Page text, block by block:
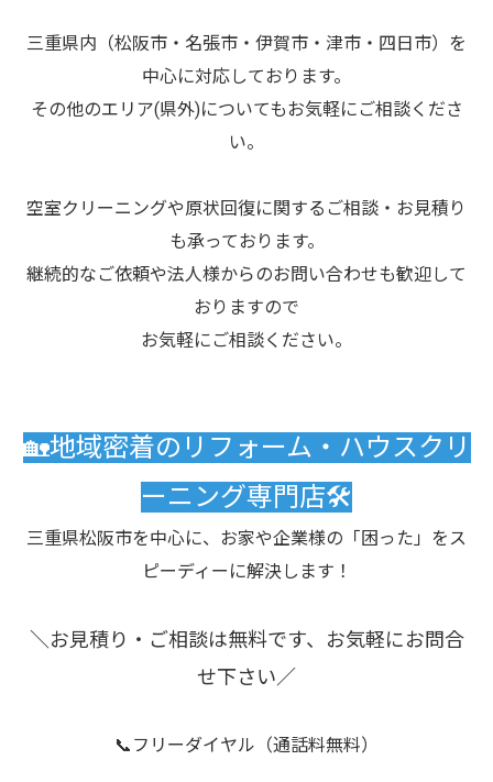
三重県内（松阪市・名張市・伊賀市・津市・四日市）を
中心に対応しております。
その他のエリア(県外)についてもお気軽にご相談くださ
い。
空室クリーニングや原状回復に関するご相談・お見積り
も承っております。
継続的なご依頼や法人様からのお問い合わせも歓迎して
おりますので
お気軽にご相談ください。
🏡地域密着のリフォーム・ハウスクリ
ーニング専門店🛠️
三重県松阪市を中心に、お家や企業様の「困った」をス
ピーディーに解決します！
＼お見積り・ご相談は無料です、お気軽にお問合
せ下さい／
📞フリーダイヤル（通話料無料）